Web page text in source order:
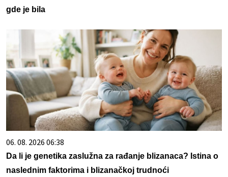
gde je bila
06. 08. 2026 06:38
Da li je genetika zaslužna za rađanje blizanaca? Istina o
naslednim faktorima i blizanačkoj trudnoći